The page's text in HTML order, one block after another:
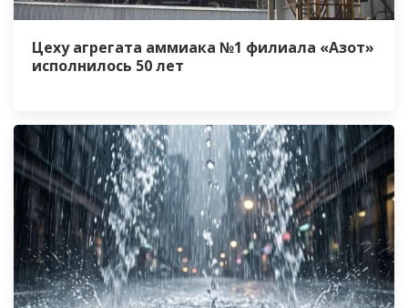
Цеху агрегата аммиака №1 филиала «Азот»
исполнилось 50 лет